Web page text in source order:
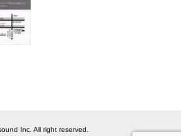
Inc. All right reserved.